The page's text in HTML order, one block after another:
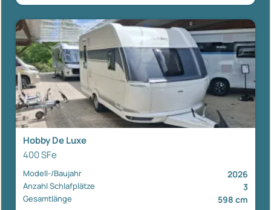
Hobby De Luxe
400 SFe
Modell-/Baujahr 2026
Anzahl Schlafplätze 3
Gesamtlänge 598 cm